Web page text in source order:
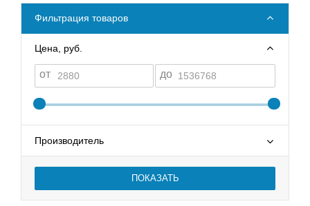
Фильтрация товаров
Цена, руб.
от до
Производитель